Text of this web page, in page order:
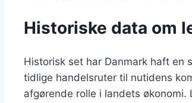
Historiske data om
Historisk set har Danmark haft
tidlige handelsruter til nutidens
afgørende rolle i landets økonomi.